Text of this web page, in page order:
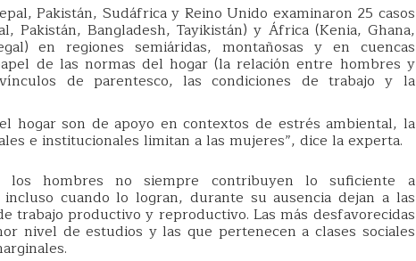
Pakistán, Sudáfrica y Reino Unido examinaron 25 casos
Pakistán, Bangladesh, Tayikistán) y África (Kenia, Ghana,
en regiones semiáridas, montañosas y en cuencas
de las normas del hogar (la relación entre hombres y
de parentesco, las condiciones de trabajo y la
hogar son de apoyo en contextos de estrés ambiental, la
e institucionales limitan a las mujeres”, dice la experta.
hombres no siempre contribuyen lo suficiente a
cuando lo logran, durante su ausencia dejan a las
trabajo productivo y reproductivo. Las más desfavorecidas
nivel de estudios y las que pertenecen a clases sociales